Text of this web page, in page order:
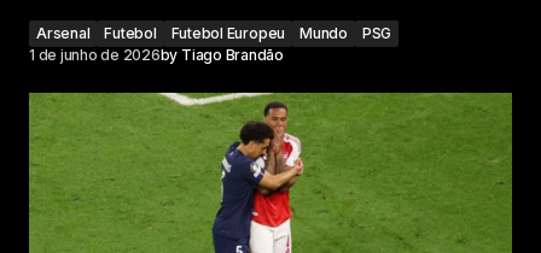
Arsenal Futebol Futebol Europeu Mundo
PSG
1 de junho de 2026by Tiago Brandão